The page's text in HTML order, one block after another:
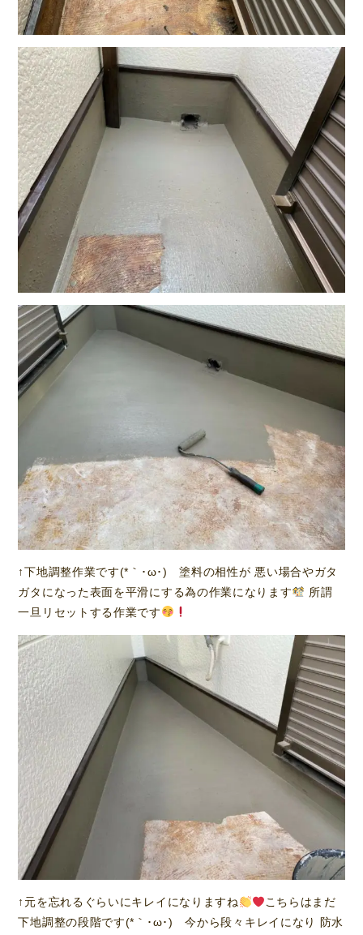
↑下地調整作業です(*｀･ω･)ゞ塗料の相性が 悪い場合やガタ
ガタになった表面を平滑にする為の作業になります
所謂
一旦リセットする作業です
↑元を忘れるぐらいにキレイになりますね
こちらはまだ
下地調整の段階です(*｀･ω･)ゞ今から段々キレイになり 防水